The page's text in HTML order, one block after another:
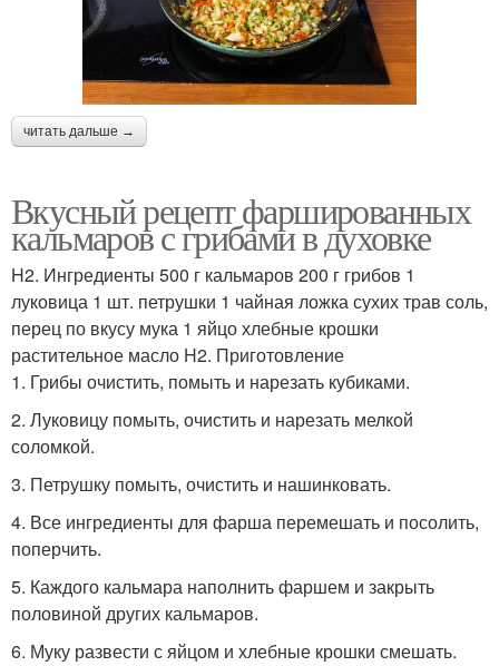
читать дальше →
Вкусный рецепт фаршированных
кальмаров с грибами в духовке
H2. Ингредиенты 500 г кальмаров 200 г грибов 1
луковица 1 шт. петрушки 1 чайная ложка сухих трав соль,
перец по вкусу мука 1 яйцо хлебные крошки
растительное масло H2. Приготовление
1. Грибы очистить, помыть и нарезать кубиками.
2. Луковицу помыть, очистить и нарезать мелкой
соломкой.
3. Петрушку помыть, очистить и нашинковать.
4. Все ингредиенты для фарша перемешать и посолить,
поперчить.
5. Каждого кальмара наполнить фаршем и закрыть
половиной других кальмаров.
6. Муку развести с яйцом и хлебные крошки смешать.